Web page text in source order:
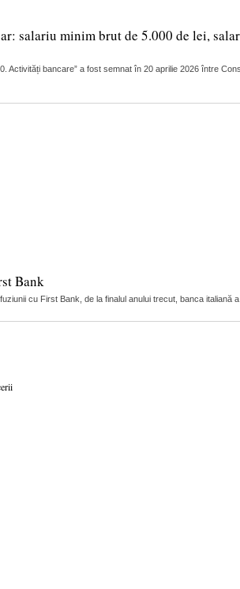
salariu minim brut de 5.000 de lei,
bancare” a fost semnat în 20 aprilie 2026 între
Bank
cu First Bank, de la finalul anului trecut, banca italiană